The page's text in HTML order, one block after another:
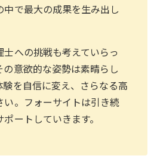
で最大の成果を生み出し
への挑戦も考えていらっ
の意欲的な姿勢は素晴らし
験を自信に変え、さらなる高
い。フォーサイトは引き続
ートしていきます。